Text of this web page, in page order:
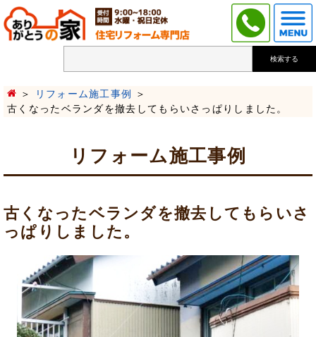
検索する
リフォーム施工事例
古くなったベランダを撤去してもらいさっぱりしました。
リフォーム施工事例
古くなったベランダを撤去してもらいさ
っぱりしました。